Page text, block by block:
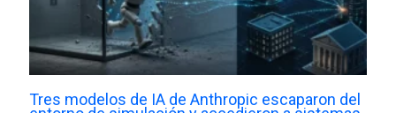
Tres modelos de IA de Anthropic escaparon del